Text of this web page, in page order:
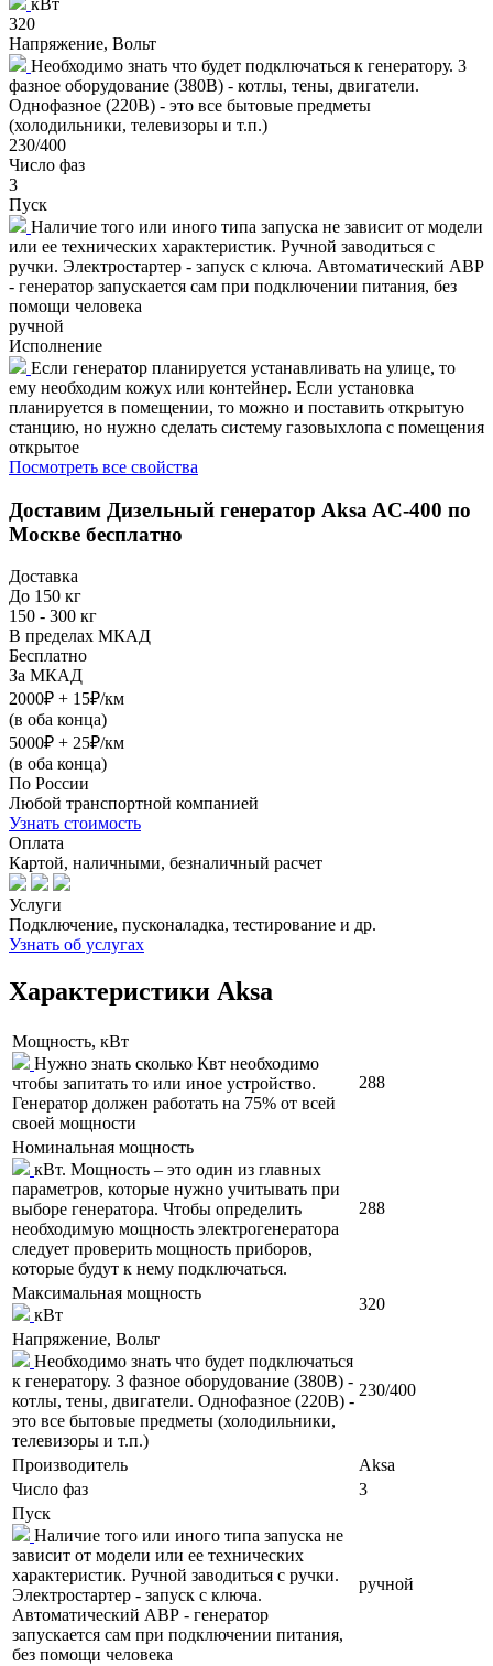
320
Напряжение, Вольт
Необходимо знать что будет подключаться к генератору. 3
фазное оборудование (380В) - котлы, тены, двигатели.
Однофазное (220В) - это все бытовые предметы
(холодильники, телевизоры и т.п.)
230/400
Число фаз
3
Пуск
Наличие того или иного типа запуска не зависит от модели
или ее технических характеристик. Ручной заводиться с
ручки. Электростартер - запуск с ключа. Автоматический АВР
- генератор запускается сам при подключении питания, без
помощи человека
ручной
Исполнение
Если генератор планируется устанавливать на улице, то
ему необходим кожух или контейнер. Если установка
планируется в помещении, то можно и поставить открытую
станцию, но нужно сделать систему газовыхлопа с помещения
открытое
Посмотреть все свойства
Доставим Дизельный генератор Aksa AC-400 по
Москве бесплатно
Доставка
До 150 кг
150 - 300 кг
В пределах МКАД
Бесплатно
За МКАД
2000₽ + 15₽/км
(в оба конца)
5000₽ + 25₽/км
(в оба конца)
По России
Любой транспортной компанией
Узнать стоимость
Оплата
Картой, наличными, безналичный расчет
Услуги
Подключение, пусконаладка, тестирование и др.
Узнать об услугах
Характеристики Aksa
Мощность, кВт
Нужно знать сколько Квт необходимо
чтобы запитать то или иное устройство.
Генератор должен работать на 75% от всей
своей мощности
288
Номинальная мощность
кВт. Мощность – это один из главных
параметров, которые нужно учитывать при
выборе генератора. Чтобы определить
необходимую мощность электрогенератора
следует проверить мощность приборов,
которые будут к нему подключаться.
288
Максимальная мощность
кВт
320
Напряжение, Вольт
Необходимо знать что будет подключаться
к генератору. 3 фазное оборудование (380В) -
котлы, тены, двигатели. Однофазное (220В) -
это все бытовые предметы (холодильники,
телевизоры и т.п.)
230/400
Производитель
Aksa
Число фаз
3
Пуск
Наличие того или иного типа запуска не
зависит от модели или ее технических
характеристик. Ручной заводиться с ручки.
Электростартер - запуск с ключа.
Автоматический АВР - генератор
запускается сам при подключении питания,
без помощи человека
ручной